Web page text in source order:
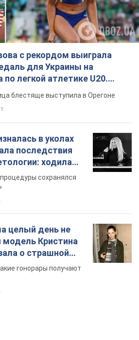
с рекордом выиграла
для Украины на
легкой атлетике U20.
блестяще выступила в Орегоне
в уколах
последствия
ходила
сохранялся
целый день не
модель Кристина
о страшной
карьеры
гонорары получают